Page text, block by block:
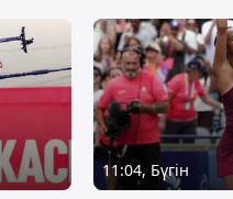
11:04, Бүгін